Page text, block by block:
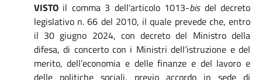
VISTOil comma 3 dell’articolo 1013-bisdel decreto
legislativo n. 66 del 2010, il quale prevede che, entro
il 30 giugno 2024, con decreto del Ministro della
difesa, di concerto con i Ministri dell’istruzione e del
merito, dell’economia e delle finanze e del lavoro e
delle politiche sociali, previo accordo in sede di